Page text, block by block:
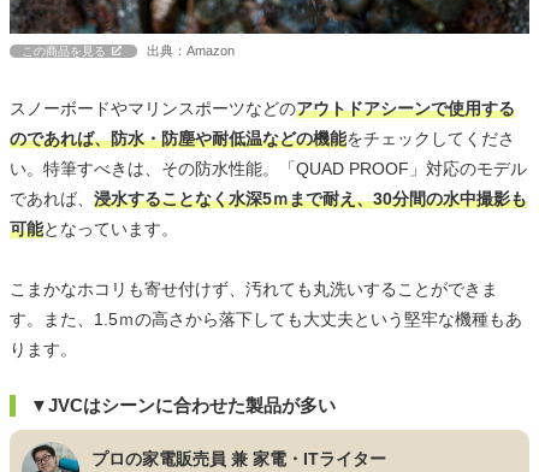
この商品を見る 出典：Amazon
スノーボードやマリンスポーツなどのアウトドアシーンで使用する
のであれば、防水・防塵や耐低温などの機能をチェックしてくださ
い。特筆すべきは、その防水性能。「QUAD PROOF」対応のモデル
であれば、 浸水することなく水深5ｍまで耐え、30分間の水中撮影も
可能となっています。
こまかなホコリも寄せ付けず、汚れても丸洗いすることができま
す。また、1.5ｍの高さから落下しても大丈夫という堅牢な機種もあ
ります。
▼JVCはシーンに合わせた製品が多い
プロの家電販売員 兼 家電・ITライター